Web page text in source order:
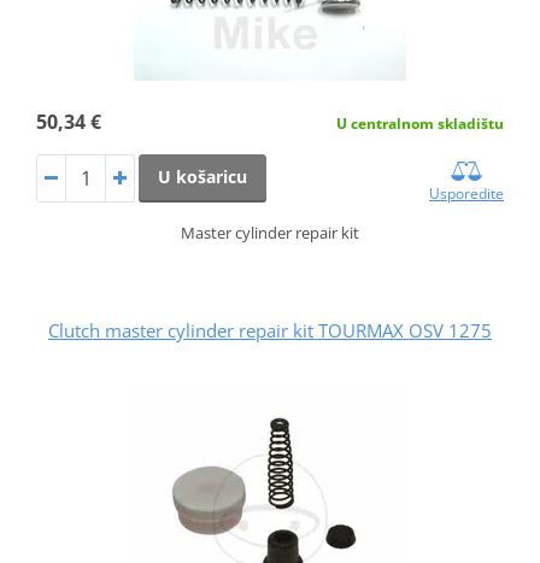
50,34 € U centralnom skladištu
U košaricu
Usporedite
Master cylinder repair kit
Clutch master cylinder repair kit TOURMAX OSV 1275